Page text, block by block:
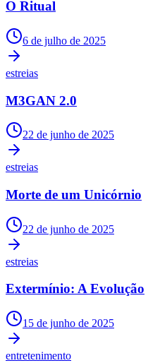
O Ritual
6 de julho de 2025
estreias
M3GAN 2.0
22 de junho de 2025
estreias
Morte de um Unicórnio
22 de junho de 2025
estreias
Extermínio: A Evolução
15 de junho de 2025
entretenimento